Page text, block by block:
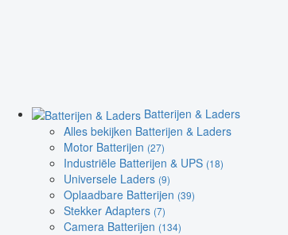
Batterijen & Laders
Alles bekijken Batterijen & Laders
Motor Batterijen (27)
Industriële Batterijen & UPS (18)
Universele Laders (9)
Oplaadbare Batterijen (39)
Stekker Adapters (7)
Camera Batterijen (134)